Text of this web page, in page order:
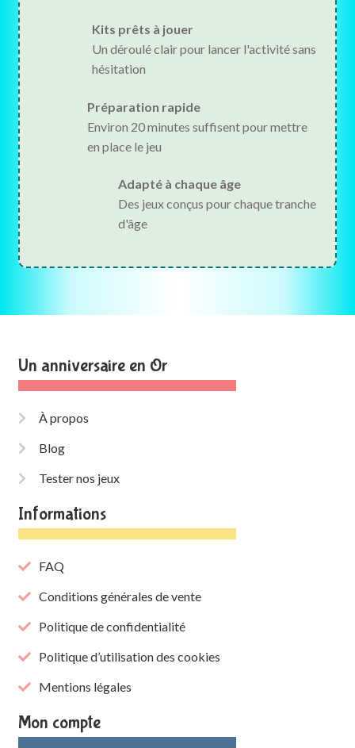
Kits prêts à jouer
Un déroulé clair pour lancer l'activité sans
hésitation
Préparation rapide
Environ 20 minutes suffisent pour mettre
en place le jeu
Adapté à chaque âge
Des jeux conçus pour chaque tranche
d'âge
Un anniversaire en Or
À propos
Blog
Tester nos jeux
Informations
FAQ
Conditions générales de vente
Politique de confidentialité
Politique d’utilisation des cookies
Mentions légales
Mon compte